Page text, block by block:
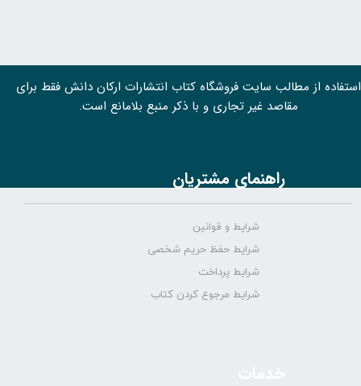
استفاده از مطالب سايت فروشگاه کتاب انتشارات ارکان دانش فقط برای
مقاصد غیر تجاری و با ذکر منبع بلامانع است.
راهنمای مشتریان
شرایط و قوانین
شرایط حفظ حریم شخصی
شرایط پرداخت
شرایط مرجوع کردن کتاب